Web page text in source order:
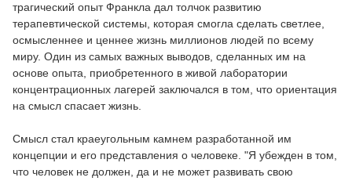
трагический опыт Франкла дал толчок развитию
терапевтической системы, которая смогла сделать светлее,
осмысленнее и ценнее жизнь миллионов людей по всему
миру. Один из самых важных выводов, сделанных им на
основе опыта, приобретенного в живой лаборатории
концентрационных лагерей заключался в том, что ориентация
на смысл спасает жизнь.
Смысл стал краеугольным камнем разработанной им
концепции и его представления о человеке. "Я убежден в том,
что человек не должен, да и не может развивать свою